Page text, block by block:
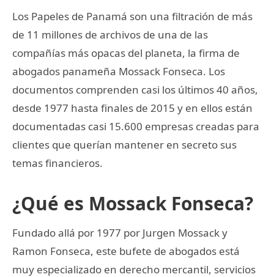
Los Papeles de Panamá son una filtración de más
de 11 millones de archivos de una de las
compañías más opacas del planeta, la firma de
abogados panameña Mossack Fonseca. Los
documentos comprenden casi los últimos 40 años,
desde 1977 hasta finales de 2015 y en ellos están
documentadas casi 15.600 empresas creadas para
clientes que querían mantener en secreto sus
temas financieros.
¿Qué es Mossack Fonseca?
Fundado allá por 1977 por Jurgen Mossack y
Ramon Fonseca, este bufete de abogados está
muy especializado en derecho mercantil, servicios